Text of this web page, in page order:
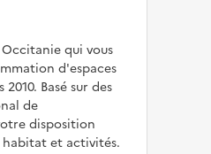
qui vous
d'espaces
Basé sur des
de
disposition
habitat et activités.